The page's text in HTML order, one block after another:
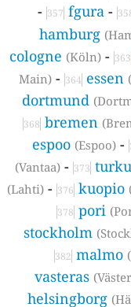
-357 fgura -
hamburg
cologne(Köln) -363
Main) -364 essen
dortmund
368 bremen
espoo(Espoo)
(Vantaa) -373
(Lahti) -376
378 pori
stockholm
382 malmo
vasteras
helsingborg